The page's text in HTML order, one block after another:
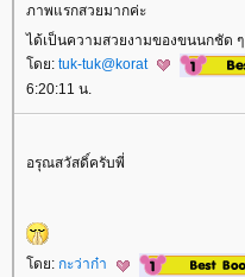
ภาพแรกสวยมากค่ะ
ได้เป็นความสวยงามของขนนกชัด ๆ
ดย: tuk-tuk@korat
6:20:11 น.
อรุณสวัสดิ์ครับพี่
ดย: กะว่าก๋า